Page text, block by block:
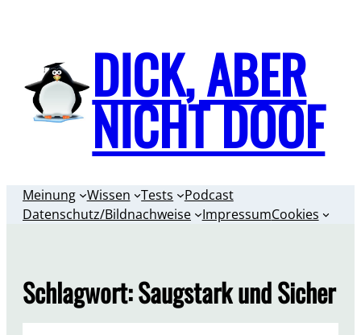
springen
DICK, ABER
NICHT DOOF
Meinung Wissen Tests
Podcast
Datenschutz/Bildnachweise
ImpressumCookies
Schlagwort:Saugstark und Sicher